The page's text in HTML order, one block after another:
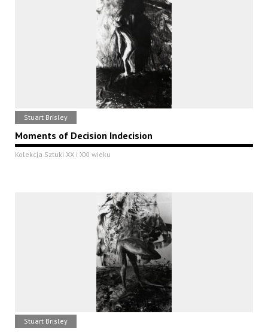
Stuart Brisley
Moments of Decision Indecision
Kolekcja Sztuki XX i XXI wieku
Stuart Brisley